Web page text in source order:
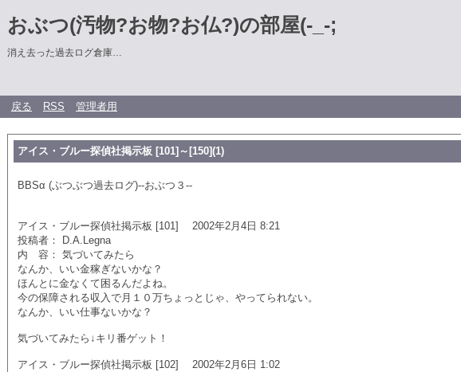
おぶつ(汚物?お物?お仏?)の部屋(-_-;
消え去った過去ログ倉庫…
戻る RSS 管理者用
アイス・ブルー探偵社掲示板 [101]～[150](1)
BBSα (ぶつぶつ過去ログ)--おぶつ３--
アイス・ブルー探偵社掲示板 [101] 2002年2月4日 8:21
投稿者： D.A.Legna
内 容： 気づいてみたら
なんか、いい金稼ぎないかな？
ほんとに金なくて困るんだよね。
今の保障される収入で月１０万ちょっとじゃ、やってられない。
なんか、いい仕事ないかな？
気づいてみたら↓キリ番ゲット！
アイス・ブルー探偵社掲示板 [102] 2002年2月6日 1:02